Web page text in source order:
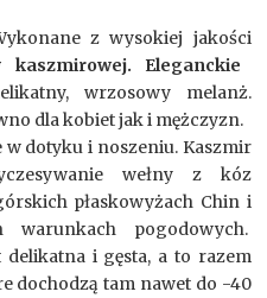
z wysokiej jakości
kaszmirowej.
Eleganckie
wrzosowy melanż.
dla kobiet jak i mężczyzn.
dotyku i noszeniu. Kaszmir
wełny z kóz
płaskowyżach Chin i
warunkach pogodowych.
delikatna i gęsta, a to razem
dochodzą tam nawet do -40